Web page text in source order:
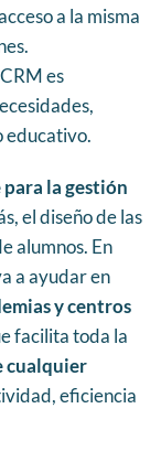
a la misma
es
educativo.
para la gestión
el diseño de las
alumnos. En
a ayudar en
y centros
facilita toda la
cualquier
eficiencia